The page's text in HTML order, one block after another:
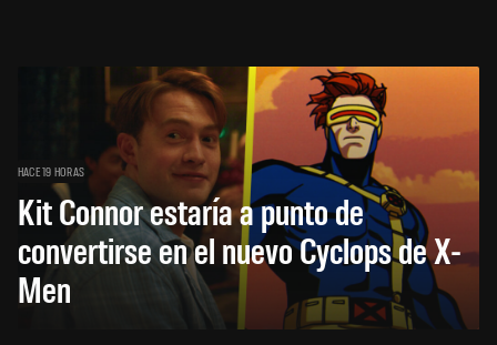
HACE 19 HORAS
Kit Connor estaría a punto de
convertirse en el nuevo Cyclops de X-
Men